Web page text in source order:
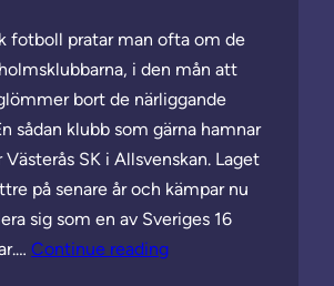
fotboll pratar man ofta om de
i den mån att
bort de närliggande
sådan klubb som gärna hamnar
SK i Allsvenskan. Laget
på senare år och kämpar nu
sig som en av Sveriges 16
Continue reading